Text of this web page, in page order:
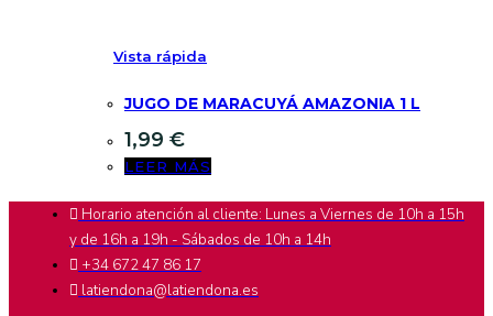
Vista rápida
JUGO DE MARACUYÁ AMAZONIA 1 L
1,99 €
LEER MÁS
Horario atención al cliente: Lunes a Viernes de 10h a 15h
y de 16h a 19h - Sábados de 10h a 14h
+34 672 47 86 17
latiendona@latiendona.es